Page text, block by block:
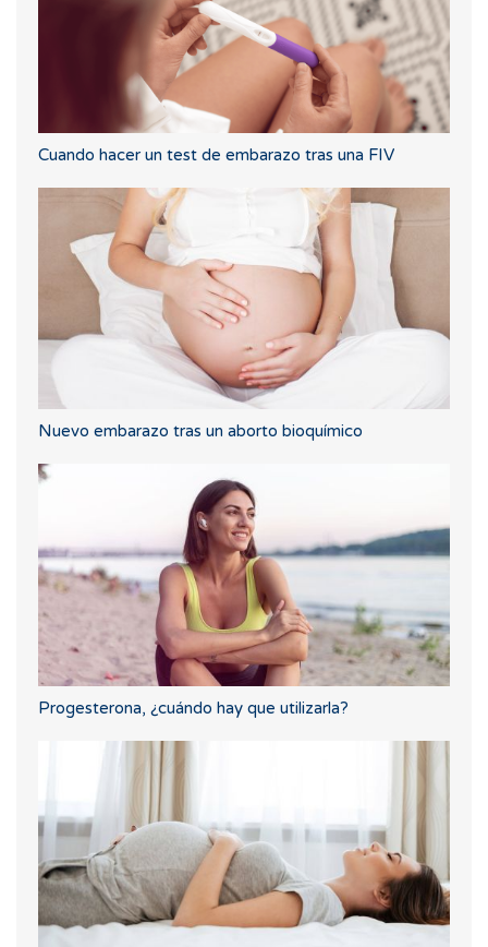
Cuando hacer un test de embarazo tras una FIV
Nuevo embarazo tras un aborto bioquímico
Progesterona, ¿cuándo hay que utilizarla?